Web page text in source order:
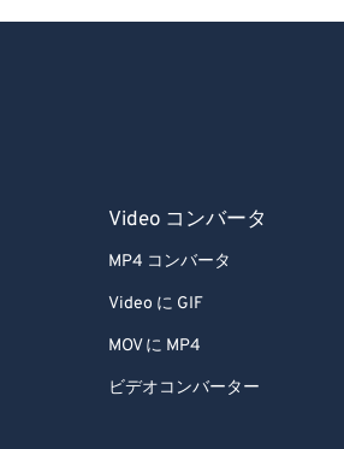
Video コンバータ
MP4 コンバータ
Video に GIF
MOV に MP4
ビデオコンバーター